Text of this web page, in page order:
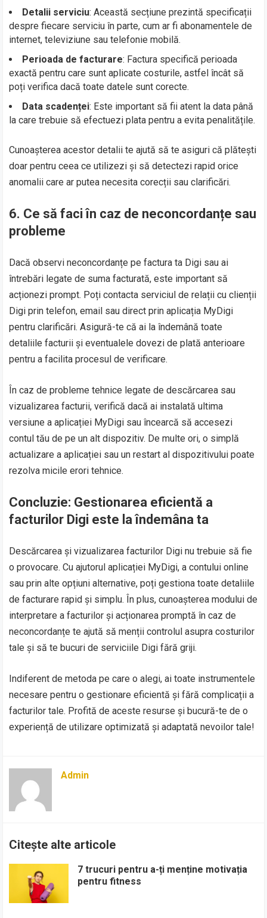
Detalii serviciu: Această secțiune prezintă specificații
despre fiecare serviciu în parte, cum ar fi abonamentele de
internet, televiziune sau telefonie mobilă.
Perioada de facturare: Factura specifică perioada
exactă pentru care sunt aplicate costurile, astfel încât să
poți verifica dacă toate datele sunt corecte.
Data scadenței: Este important să fii atent la data până
la care trebuie să efectuezi plata pentru a evita penalitățile.
Cunoașterea acestor detalii te ajută să te asiguri că plătești
doar pentru ceea ce utilizezi și să detectezi rapid orice
anomalii care ar putea necesita corecții sau clarificări.
6. Ce să faci în caz de neconcordanțe sau
probleme
Dacă observi neconcordanțe pe factura ta Digi sau ai
întrebări legate de suma facturată, este important să
acționezi prompt. Poți contacta serviciul de relații cu clienții
Digi prin telefon, email sau direct prin aplicația MyDigi
pentru clarificări. Asigură-te că ai la îndemână toate
detaliile facturii și eventualele dovezi de plată anterioare
pentru a facilita procesul de verificare.
În caz de probleme tehnice legate de descărcarea sau
vizualizarea facturii, verifică dacă ai instalată ultima
versiune a aplicației MyDigi sau încearcă să accesezi
contul tău de pe un alt dispozitiv. De multe ori, o simplă
actualizare a aplicației sau un restart al dispozitivului poate
rezolva micile erori tehnice.
Concluzie: Gestionarea eficientă a
facturilor Digi este la îndemâna ta
Descărcarea și vizualizarea facturilor Digi nu trebuie să fie
o provocare. Cu ajutorul aplicației MyDigi, a contului online
sau prin alte opțiuni alternative, poți gestiona toate detaliile
de facturare rapid și simplu. În plus, cunoașterea modului de
interpretare a facturilor și acționarea promptă în caz de
neconcordanțe te ajută să menții controlul asupra costurilor
tale și să te bucuri de serviciile Digi fără griji.
Indiferent de metoda pe care o alegi, ai toate instrumentele
necesare pentru o gestionare eficientă și fără complicații a
facturilor tale. Profită de aceste resurse și bucură-te de o
experiență de utilizare optimizată și adaptată nevoilor tale!
Admin
Citește alte articole
7 trucuri pentru a-ți menține motivația
pentru fitness